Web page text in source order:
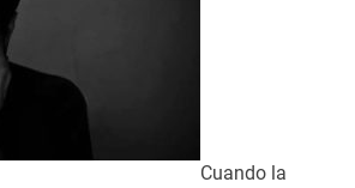
Cuando la